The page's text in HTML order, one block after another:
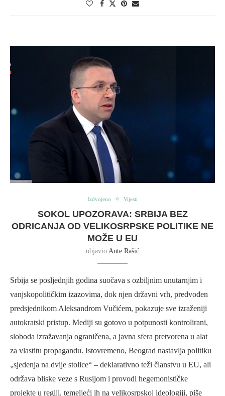
Izdvojeno Vijesti
SOKOL UPOZORAVA: SRBIJA BEZ
ODRICANJA OD VELIKOSRPSKE POLITIKE NE
MOŽE U EU
objavio Ante Rašić
Srbija se posljednjih godina suočava s ozbiljnim unutarnjim i
vanjskopolitičkim izazovima, dok njen državni vrh, predvođen
predsjednikom Aleksandrom Vučićem, pokazuje sve izraženiji
autokratski pristup. Mediji su gotovo u potpunosti kontrolirani,
sloboda izražavanja ograničena, a javna sfera pretvorena u alat
za vlastitu propagandu. Istovremeno, Beograd nastavlja politiku
„sjedenja na dvije stolice“ – deklarativno teži članstvu u EU, ali
održava bliske veze s Rusijom i provodi hegemonističke
projekte u regiji, temeljeći ih na velikosrpskoj ideologiji, piše